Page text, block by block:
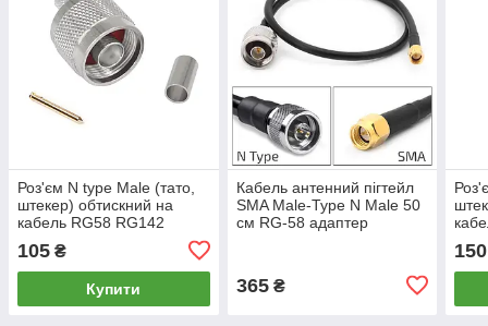
Роз'єм N type Male (тато,
штекер) обтискний на
кабель RG58 RG142
RG223 LMR 195 SYV50-3,
коннектор N типу вилка
105 ₴
Купити
Кабель антенний пігтейл
SMA Male-Type N Male 50
см RG-58 адаптер
365₴
150